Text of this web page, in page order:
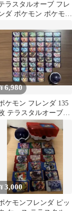
ラスタルオーブ フレ
ダ ポケモン ポケモン
¥6,980
ケモン フレンダ 135
テラスタルオーブ付
¥3,000
ケモンフレンダ ピッ